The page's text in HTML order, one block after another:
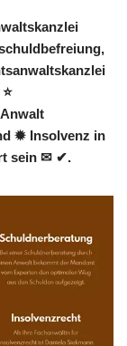
✹ Insolvenz in
sein ✉ ✔.